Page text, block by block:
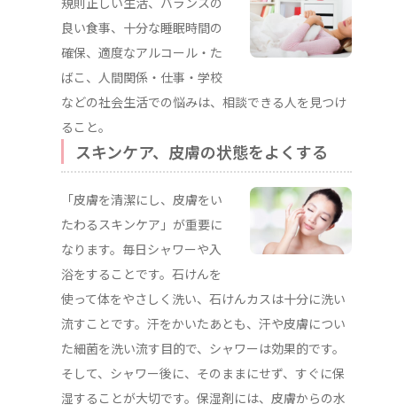
良い食事、十分な睡眠時間の
確保、適度なアルコール・た
ばこ、人間関係・仕事・学校
などの社会生活での悩みは、相談できる人を見つけ
ること。
スキンケア、皮膚の状態をよくする
「皮膚を清潔にし、皮膚をい
たわるスキンケア」が重要に
なります。毎日シャワーや入
浴をすることです。石けんを
使って体をやさしく洗い、石けんカスは十分に洗い
流すことです。汗をかいたあとも、汗や皮膚につい
た細菌を洗い流す目的で、シャワーは効果的です。
そして、シャワー後に、そのままにせず、すぐに保
湿することが大切です。保湿剤には、皮膚からの水